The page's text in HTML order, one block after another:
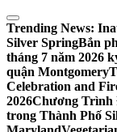
Skip
to
content
Trending News:
Silver SpringBắn
tháng 7 năm 2026
quận Montgomery
Celebration and
2026Chương Trình
trong Thành Phố